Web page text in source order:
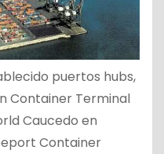
puertos hubs,
Container Terminal
Caucedo en
Container